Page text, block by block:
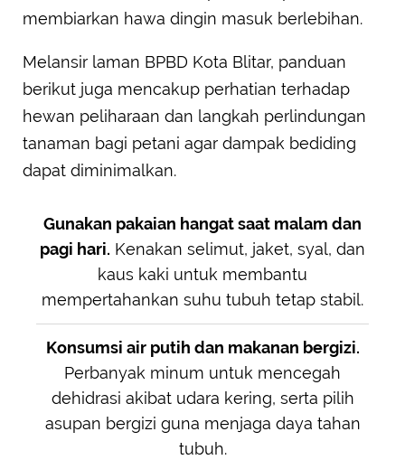
membiarkan hawa dingin masuk berlebihan.
Melansir laman BPBD Kota Blitar, panduan
berikut juga mencakup perhatian terhadap
hewan peliharaan dan langkah perlindungan
tanaman bagi petani agar dampak bediding
dapat diminimalkan.
Gunakan pakaian hangat saat malam dan
pagi hari. Kenakan selimut, jaket, syal, dan
kaus kaki untuk membantu
mempertahankan suhu tubuh tetap stabil.
Konsumsi air putih dan makanan bergizi.
Perbanyak minum untuk mencegah
dehidrasi akibat udara kering, serta pilih
asupan bergizi guna menjaga daya tahan
tubuh.